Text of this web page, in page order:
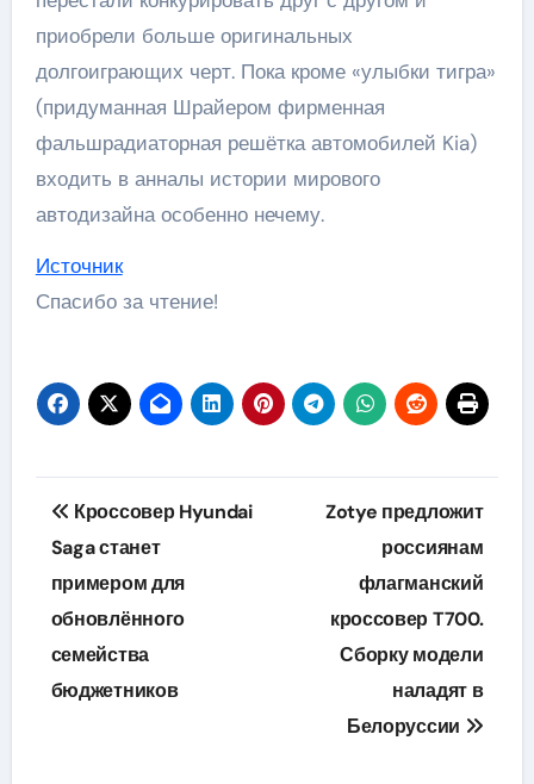
приобрели больше оригинальных
долгоиграющих черт. Пока кроме «улыбки тигра»
(придуманная Шрайером фирменная
фальшрадиаторная решётка автомобилей Kia)
входить в анналы истории мирового
автодизайна особенно нечему.
Источник
Спасибо за чтение!
Навигация
по
записям
Кроссовер Hyundai
Saga станет
примером для
обновлённого
семейства
бюджетников
Zotye предложит
россиянам
флагманский
кроссовер T700.
Сборку модели
наладят в
Белоруссии